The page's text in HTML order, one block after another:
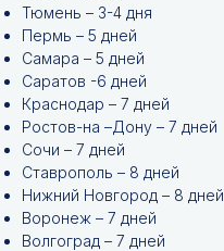
Тюмень – 3-4 дня
Пермь – 5 дней
Самара – 5 дней
Саратов -6 дней
Краснодар – 7 дней
Ростов-на –Дону – 7 дней
Сочи – 7 дней
Ставрополь – 8 дней
Нижний Новгород – 8 дней
Воронеж – 7 дней
Волгоград – 7 дней